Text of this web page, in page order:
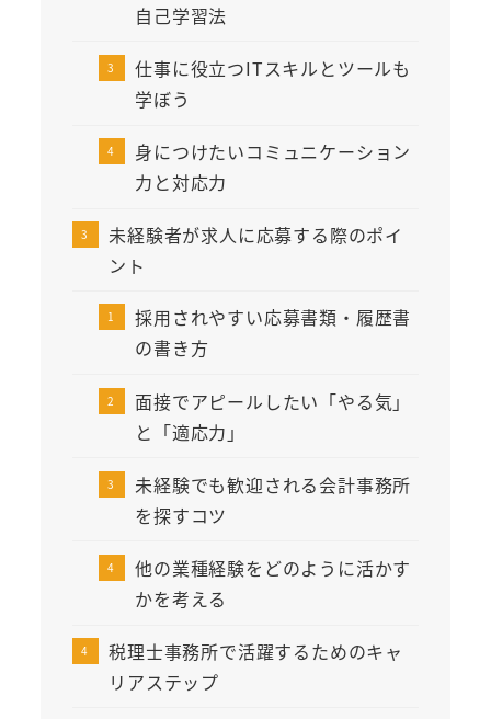
自己学習法
仕事に役立つITスキルとツールも
学ぼう
身につけたいコミュニケーション
力と対応力
未経験者が求人に応募する際のポイ
ント
採用されやすい応募書類・履歴書
の書き方
面接でアピールしたい「やる気」
と「適応力」
未経験でも歓迎される会計事務所
を探すコツ
他の業種経験をどのように活かす
かを考える
税理士事務所で活躍するためのキャ
リアステップ